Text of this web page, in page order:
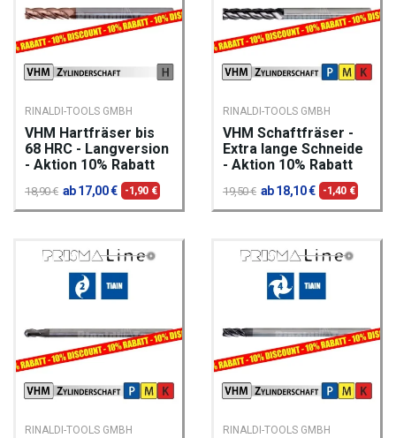
RINALDI-TOOLS GMBH
VHM Hartfräser bis
68 HRC - Langversion
- Aktion 10% Rabatt
18,90 € ab 17,00 € -1,90 €
RINALDI-TOOLS GMBH
VHM Schaftfräser -
Extra lange Schneide
- Aktion 10% Rabatt
19,50 € ab 18,10 € -1,40 €
RINALDI-TOOLS GMBH RINALDI-TOOLS GMBH